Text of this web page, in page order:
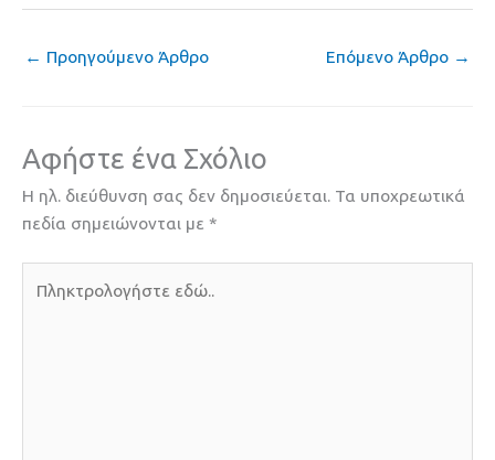
← Προηγούμενο Άρθρο Επόμενο Άρθρο →
Αφήστε ένα Σχόλιο
Η ηλ. διεύθυνση σας δεν δημοσιεύεται. Τα υποχρεωτικά
πεδία σημειώνονται με *
εδώ..